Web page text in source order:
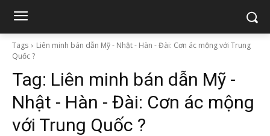
Tags
Liên minh bán dẫn Mỹ - Nhật - Hàn - Đài: Cơn ác mộng với Trung
Quốc ?
Tag: Liên minh bán dẫn Mỹ -
Nhật - Hàn - Đài: Cơn ác mộng
với Trung Quốc ?